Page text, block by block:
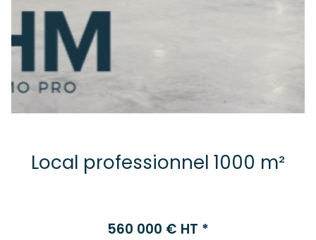
Local professionnel 1000 m²
560 000 € HT *